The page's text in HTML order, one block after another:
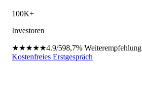
100K+
Investoren
★★★★★4.9/598,7% Weiterempfehlung
Kostenfreies Erstgespräch